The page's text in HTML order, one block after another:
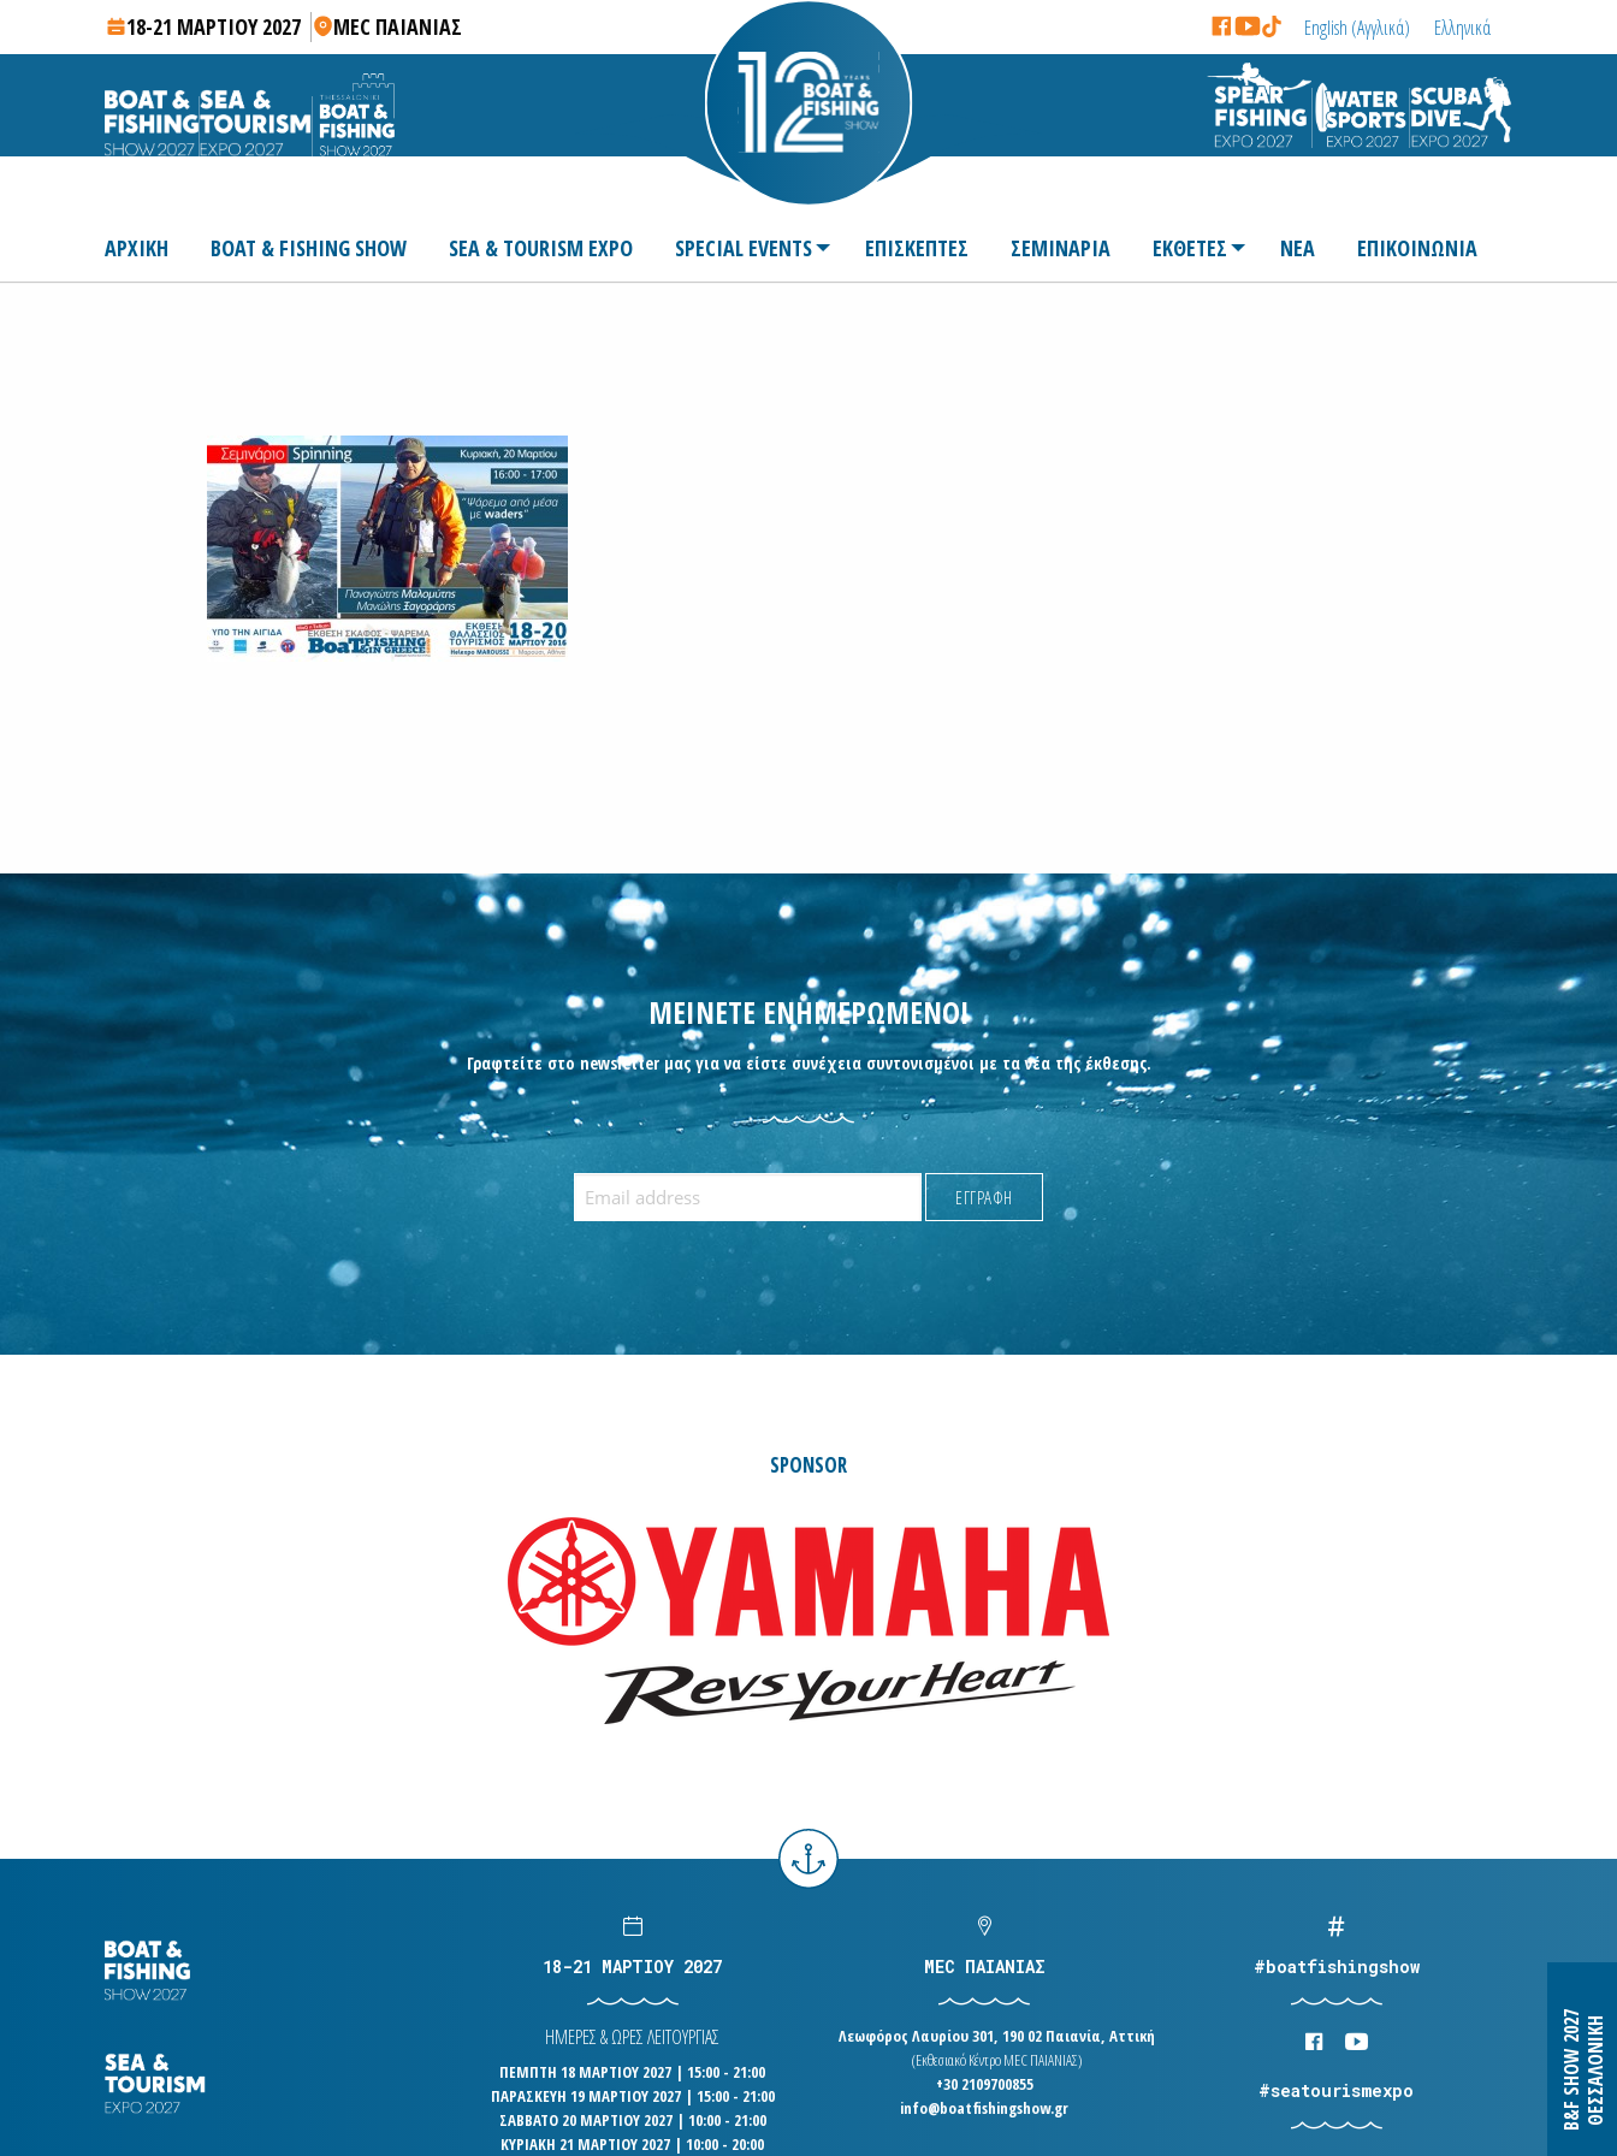
18-21 ΜΑΡΤΙΟΥ 2027 MEC ΠΑΙΑΝΙΑΣ English (Αγγλικά) Ελληνικά
ΑΡΧΙΚΗ BOAT & FISHING SHOW SEA & TOURISM EXPO SPECIAL EVENTS ΕΠΙΣΚΕΠΤΕΣ ΣΕΜΙΝΑΡΙΑ ΕΚΘΕΤΕΣ ΝΕΑ ΕΠΙΚΟΙΝΩΝΙΑ
B&F SHOW 2027ΘΕΣΣΑΛΟΝΙΚΗ
ΜΕΙΝΕΤΕ ΕΝΗΜΕΡΩΜΕΝΟΙ
Γραφτείτε στο newsletter μας για να είστε συνέχεια συντονισμένοι με τα νέα της έκθεσης.
SPONSOR
18-21 ΜΑΡΤΙΟΥ 2027
ΗΜΕΡΕΣ & ΩΡΕΣ ΛΕΙΤΟΥΡΓΙΑΣ
ΠΕΜΠΤΗ 18 ΜΑΡΤΙΟΥ 2027 | 15:00 - 21:00
ΠΑΡΑΣΚΕΥΗ 19 ΜΑΡΤΙΟΥ 2027 | 15:00 - 21:00
ΣΑΒΒΑΤΟ 20 ΜΑΡΤΙΟΥ 2027 | 10:00 - 21:00
ΚΥΡΙΑΚΗ 21 ΜΑΡΤΙΟΥ 2027 | 10:00 - 20:00
MEC ΠΑΙΑΝΙΑΣ
Λεωφόρος Λαυρίου 301, 190 02 Παιανία, Αττική
(Εκθεσιακό Κέντρο MEC ΠΑΙΑΝΙΑΣ)
+30 2109700855
info@boatfishingshow.gr
#boatfishingshow
#seatourismexpo